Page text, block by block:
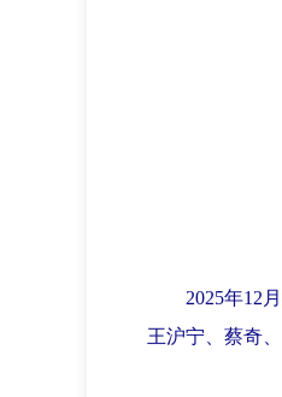
2025年12月
王沪宁、蔡奇